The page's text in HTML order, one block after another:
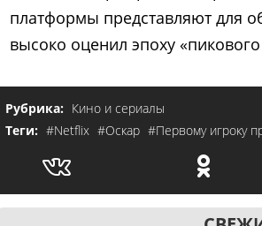
платформы представляют для
высоко оценил эпоху
Рубрика: Кино и сериалы
Теги: #Netflix #Оскар #Первому игроку